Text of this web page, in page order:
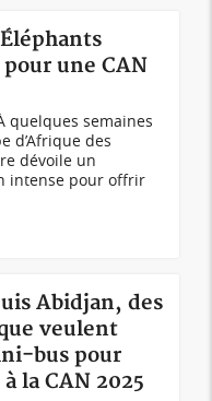
une CAN
quelques semaines
d’Afrique des
dévoile un
intense pour offrir
Abidjan, des
veulent
bus pour
la CAN 2025